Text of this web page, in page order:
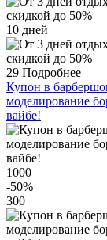
10 дней
29 Подробнее
Купон в
моделирование
вайбе!
1000
-50%
300